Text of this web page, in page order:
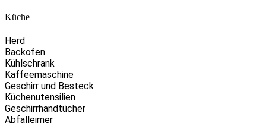
Küche
Herd
Backofen
Kühlschrank
Kaffeemaschine
Geschirr und Besteck
Küchenutensilien
Geschirrhandtücher
Abfalleimer